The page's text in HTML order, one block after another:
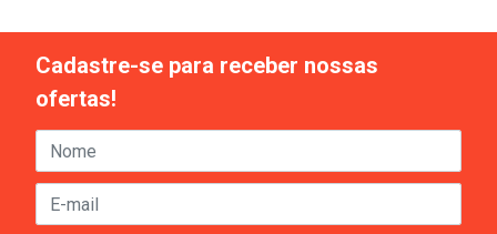
Cadastre-se para receber nossas
ofertas!